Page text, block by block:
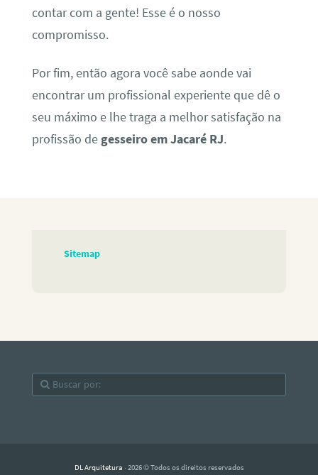
contar com a gente! Esse é o nosso
compromisso.
Por fim, então agora você sabe aonde vai
encontrar um profissional experiente que dê o
seu máximo e lhe traga a melhor satisfação na
profissão de gesseiro em Jacaré RJ.
Sitemap
DL Arquitetura · 2026 © Todos os direitos reservados